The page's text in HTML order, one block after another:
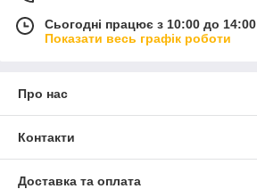
Сьогодні працює з 10:00 до 14:00
Показати весь графік роботи
Про нас
Контакти
Доставка та оплата